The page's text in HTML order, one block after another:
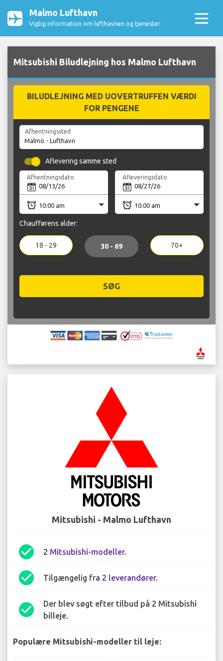
Malmo Lufthavn
Vigtig information om lufthavnen og tjenester
Mitsubishi Biludlejning hos Malmo Lufthavn
BILUDLEJNING MED UOVERTRUFFEN VÆRDI
FOR PENGENE
Afhentningssted
Aflevering samme sted
Afhentningsdato Afleveringsdato
Chaufførens alder:
18 - 29 30 - 69 70+
SØG
Mitsubishi - Malmo Lufthavn
check_circle 2 Mitsubishi-modeller.
check_circle Tilgængelig fra 2 leverandører.
check_circle
Der blev søgt efter tilbud på 2 Mitsubishi
billeje.
Populære Mitsubishi-modeller til leje: